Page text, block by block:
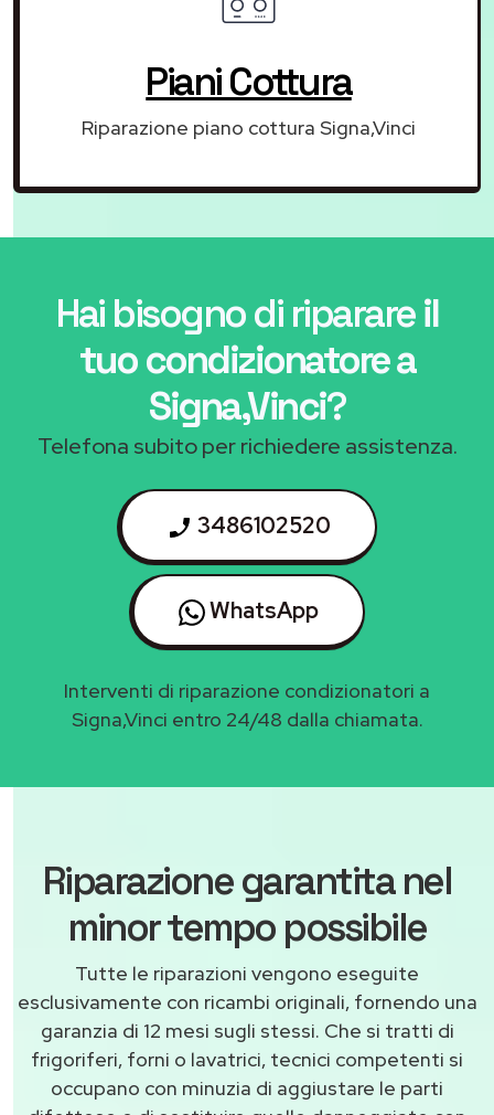
Piani Cottura
Riparazione piano cottura Signa,Vinci
Hai bisogno di riparareil
tuo condizionatore a
Signa,Vinci?
Telefona subito per richiedere assistenza.
3486102520
WhatsApp
Interventi di riparazione condizionatori a
Signa,Vinci entro 24/48 dalla chiamata.
Riparazione garantita nel
minor tempo possibile
Tutte le riparazioni vengono eseguite
esclusivamente con ricambi originali, fornendo una
garanzia di 12 mesi sugli stessi. Che si tratti di
frigoriferi, forni o lavatrici, tecnici competenti si
occupano con minuzia di aggiustare le parti